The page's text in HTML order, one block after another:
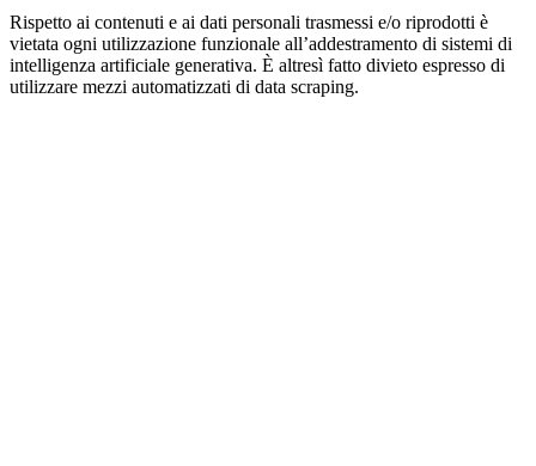
Rispetto ai contenuti e ai dati personali trasmessi e/o riprodotti è
vietata ogni utilizzazione funzionale all’addestramento di sistemi di
intelligenza artificiale generativa. È altresì fatto divieto espresso di
utilizzare mezzi automatizzati di data scraping.